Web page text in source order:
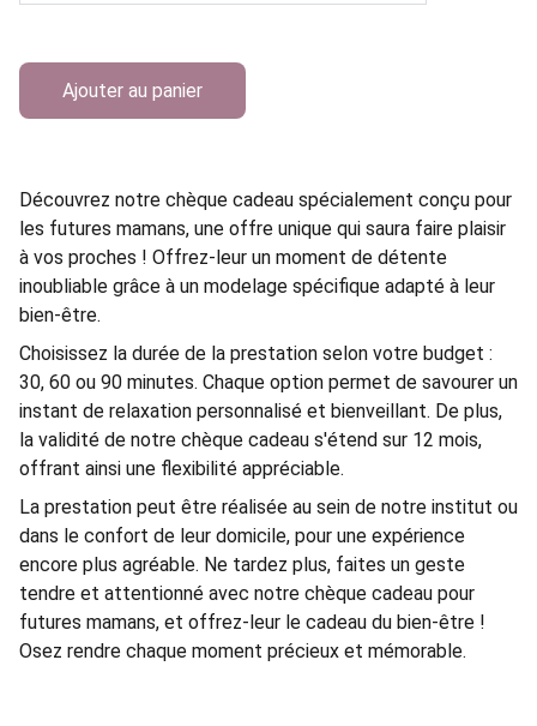
Ajouter au panier
Découvrez notre chèque cadeau spécialement conçu pour
les futures mamans, une offre unique qui saura faire plaisir
à vos proches ! Offrez-leur un moment de détente
inoubliable grâce à un modelage spécifique adapté à leur
bien-être.
Choisissez la durée de la prestation selon votre budget :
30, 60 ou 90 minutes. Chaque option permet de savourer un
instant de relaxation personnalisé et bienveillant. De plus,
la validité de notre chèque cadeau s'étend sur 12 mois,
offrant ainsi une flexibilité appréciable.
La prestation peut être réalisée au sein de notre institut ou
dans le confort de leur domicile, pour une expérience
encore plus agréable. Ne tardez plus, faites un geste
tendre et attentionné avec notre chèque cadeau pour
futures mamans, et offrez-leur le cadeau du bien-être !
Osez rendre chaque moment précieux et mémorable.